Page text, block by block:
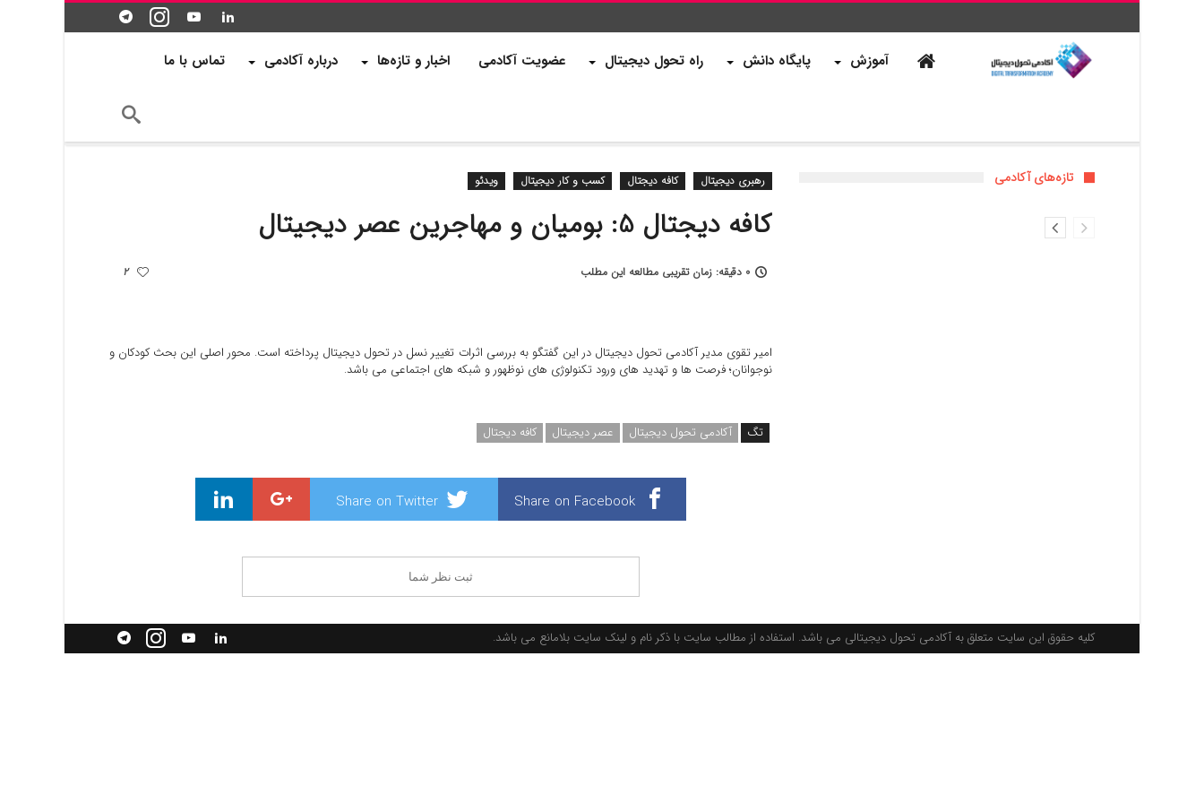
آموزش پایگاه دانش راه تحول دیجیتال عضویت آکادمی اخبار و تازه‌ها درباره آکادمی تماس با ما
رهبری دیجیتال کافه دیجتال کسب و کار دیجیتال ویدئو
کافه دیجتال 5: بومیان و مهاجرین عصر دیجیتال
0 دقیقه: زمان تقریبی مطالعه این مطلب 2
امیر تقوی مدیر آکادمی تحول دیجیتال در این گفتگو به بررسی اثرات تغییر نسل در تحول دیجیتال پرداخته است. محور اصلی این بحث کودکان و
نوجوانان؛ فرصت ها و تهدید های ورود تکنولوژی های نوظهور و شبکه های اجتماعی می باشد.
تگ آکادمی تحول دیجیتال عصر دیجیتال کافه دیجتال
Share on Facebook
Share on Twitter
ثبت نظر شما
تازه‌های آکادمی
کلیه حقوق این سایت متعلق به آکادمی تحول دیجیتالی می باشد. استفاده از مطالب سایت با ذکر نام و لینک سایت بلامانع می باشد.